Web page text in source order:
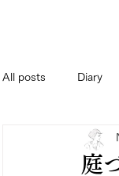
All posts Diary
庭